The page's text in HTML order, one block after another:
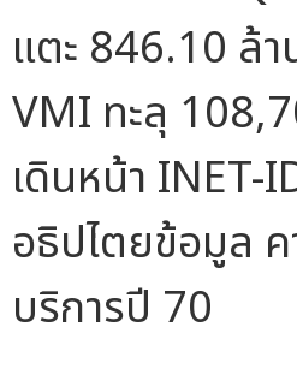
แตะ 846.10 ล้
VMI ทะลุ
เดินหน้า INET-
อธิปไตยข้อมูล ค
บริการปี 70